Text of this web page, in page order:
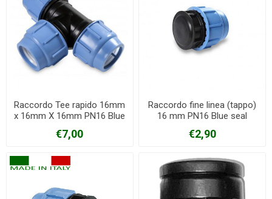
Raccordo Tee rapido 16mm
x 16mm X 16mm PN16 Blue
€7,00
Raccordo fine linea (tappo)
16 mm PN16 Blue seal
€2,90